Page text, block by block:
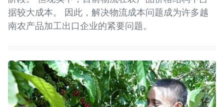
据较大成本。 因此，解决物流成本问题成为许多越
南农产品加工出口企业的紧要问题。